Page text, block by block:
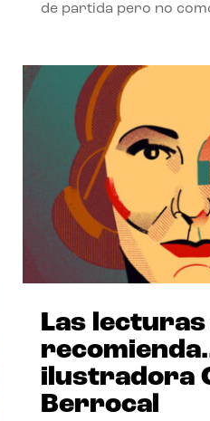
de partida pero no
Las lecturas
ilustradora
Berrocal